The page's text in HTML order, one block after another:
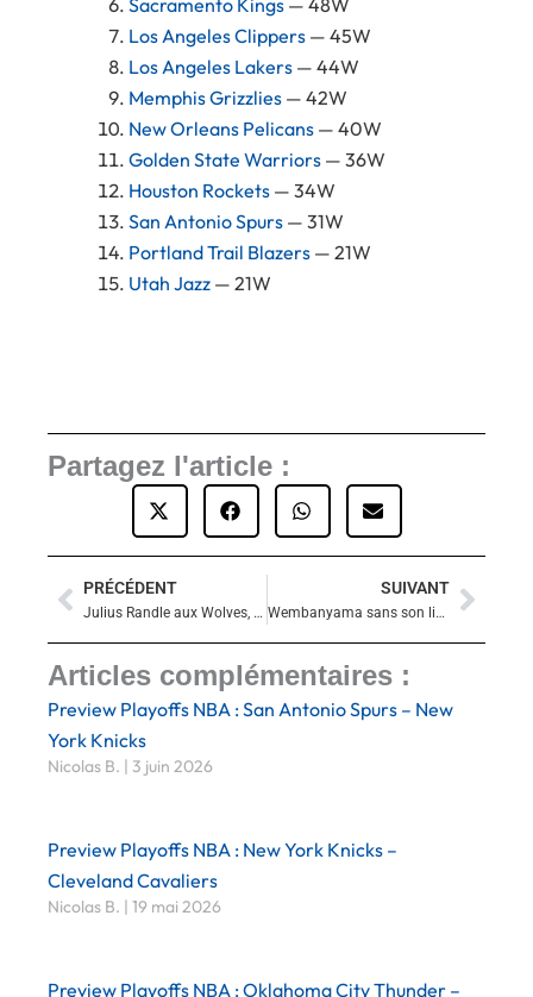
Sacramento Kings — 48W
Los Angeles Clippers — 45W
Los Angeles Lakers — 44W
Memphis Grizzlies — 42W
New Orleans Pelicans — 40W
Golden State Warriors — 36W
Houston Rockets — 34W
San Antonio Spurs — 31W
Portland Trail Blazers — 21W
Utah Jazz — 21W
Partagez l'article :
Précédent
PRÉCÉDENT
Julius Randle aux Wolves, Karl-Anthony Towns débarque à New York !
SUIVANT
Wembanyama sans son lieutenant Devin Vassell : comment San Antonio va s’adapter ?
Articles complémentaires :
Preview Playoffs NBA : San Antonio Spurs – New
York Knicks
Nicolas B. 3 juin 2026
Preview Playoffs NBA : New York Knicks –
Cleveland Cavaliers
Nicolas B. 19 mai 2026
Preview Playoffs NBA : Oklahoma City Thunder –